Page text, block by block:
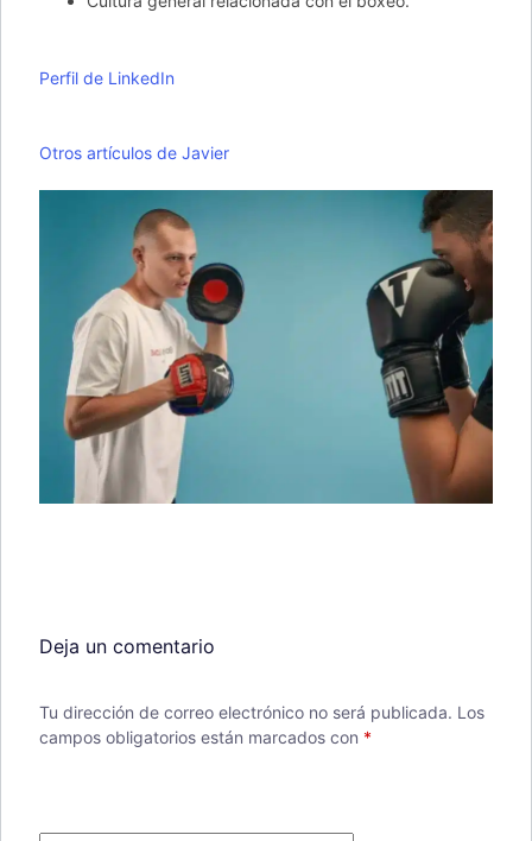
Perfil de LinkedIn
Otros artículos de Javier
Deja un comentario
Tu dirección de correo electrónico no será publicada. Los
campos obligatorios están marcados con *